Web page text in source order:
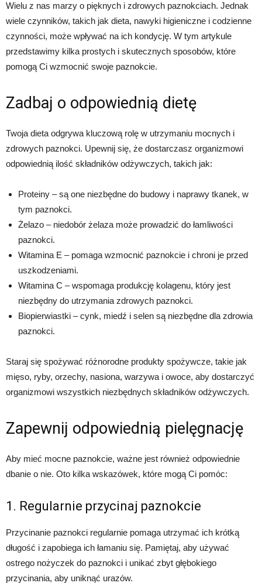
Wielu z nas marzy o pięknych i zdrowych paznokciach. Jednak
wiele czynników, takich jak dieta, nawyki higieniczne i codzienne
czynności, może wpływać na ich kondycję. W tym artykule
przedstawimy kilka prostych i skutecznych sposobów, które
pomogą Ci wzmocnić swoje paznokcie.
Zadbaj o odpowiednią dietę
Twoja dieta odgrywa kluczową rolę w utrzymaniu mocnych i
zdrowych paznokci. Upewnij się, że dostarczasz organizmowi
odpowiednią ilość składników odżywczych, takich jak:
Proteiny – są one niezbędne do budowy i naprawy tkanek, w
tym paznokci.
Żelazo – niedobór żelaza może prowadzić do łamliwości
paznokci.
Witamina E – pomaga wzmocnić paznokcie i chroni je przed
uszkodzeniami.
Witamina C – wspomaga produkcję kolagenu, który jest
niezbędny do utrzymania zdrowych paznokci.
Biopierwiastki – cynk, miedź i selen są niezbędne dla zdrowia
paznokci.
Staraj się spożywać różnorodne produkty spożywcze, takie jak
mięso, ryby, orzechy, nasiona, warzywa i owoce, aby dostarczyć
organizmowi wszystkich niezbędnych składników odżywczych.
Zapewnij odpowiednią pielęgnację
Aby mieć mocne paznokcie, ważne jest również odpowiednie
dbanie o nie. Oto kilka wskazówek, które mogą Ci pomóc:
1. Regularnie przycinaj paznokcie
Przycinanie paznokci regularnie pomaga utrzymać ich krótką
długość i zapobiega ich łamaniu się. Pamiętaj, aby używać
ostrego nożyczek do paznokci i unikać zbyt głębokiego
przycinania, aby uniknąć urazów.